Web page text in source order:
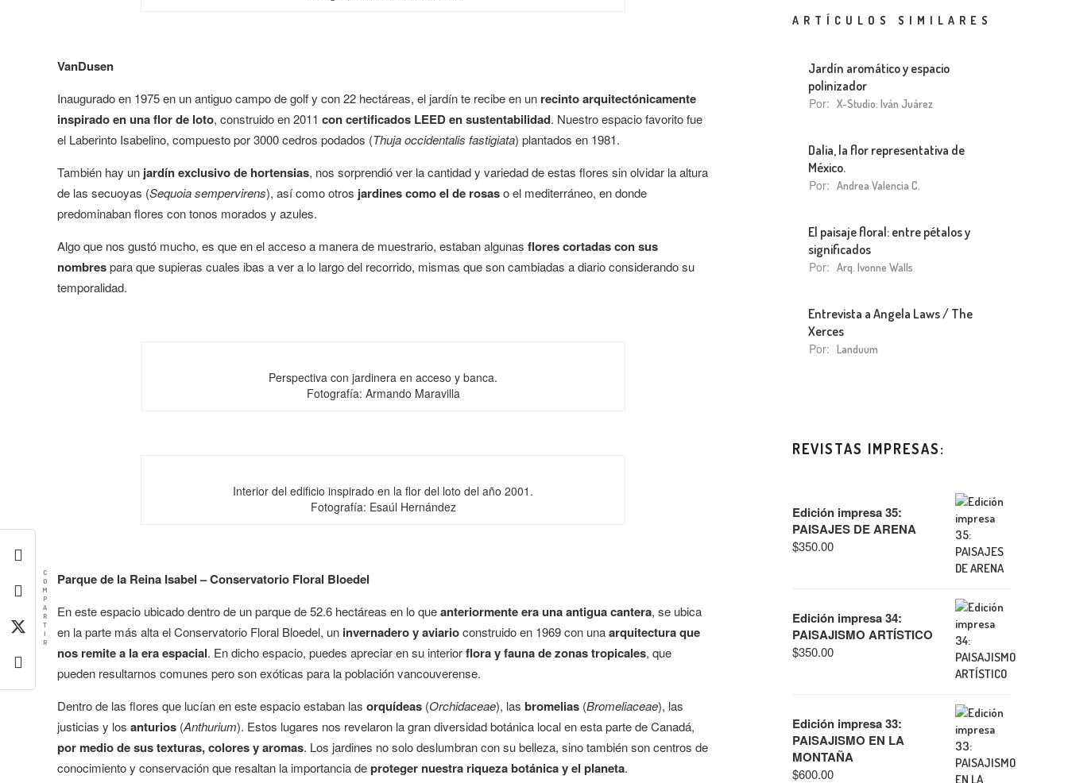
VanDusen
Inaugurado en 1975 en un antiguo campo de golf y con 22 hectáreas, el jardín te recibe en un recinto arquitectónicamente
inspirado en una flor de loto, construido en 2011 concertificados LEED en sustentabilidad. Nuestro espacio favorito fue
el Laberinto Isabelino, compuesto por 3000 cedros podados (Thuja occidentalis fastigiata) plantados en 1981.
También hay un jardín exclusivo de hortensias, nos sorprendió ver la cantidad y variedad de estas flores sin olvidar la altura
de las secuoyas (Sequoia sempervirens), así como otros jardines como el de rosaso el mediterráneo, en donde
predominaban flores con tonos morados y azules.
Algo que nos gustó mucho, es que en el acceso a manera de muestrario, estaban algunas flores cortadas con sus
nombrespara que supieras cuales ibas a ver a lo largo del recorrido, mismas que son cambiadas a diario considerando su
temporalidad.
Perspectiva con jardinera en acceso y banca.
Fotografía: Armando Maravilla
Interior del edificio inspirado en la flor del loto del año 2001.
Fotografía: Esaúl Hernández
Parque de la Reina Isabel – Conservatorio Floral Bloedel
En este espacio ubicado dentro de un parque de 52.6 hectáreas en lo queanteriormente era una antigua cantera, se ubica
en la parte más alta el Conservatorio Floral Bloedel, un invernadero y aviarioconstruido en 1969 con unaarquitectura que
nos remite a la era espacial. En dicho espacio, puedes apreciar en su interiorflora y fauna de zonas tropicales, que
pueden resultarnos comunes pero son exóticas para la población vancouverense.
Dentro de las flores que lucían en este espacio estaban las orquídeas (Orchidaceae), las bromelias (Bromeliaceae), las
justicias y los anturios (Anthurium). Estos lugares nos revelaron la gran diversidad botánica local en esta parte de Canadá,
por medio de sus texturas, colores y aromas. Los jardines no solo deslumbran con su belleza, sino también son centros de
conocimiento y conservación que resaltan la importancia deproteger nuestra riqueza botánica y el planeta.
ARTÍCULOS SIMILARES
Jardín aromático y espacio
polinizador
Por: X-Studio: Iván Juárez
Dalia, la flor representativa de
México.
Por: Andrea Valencia C.
El paisaje floral: entre pétalos y
significados
Por: Arq. Ivonne Walls
Entrevista a Angela Laws / The
Xerces
Por: Landuum
REVISTAS IMPRESAS:
Edición impresa 35:
PAISAJES DE ARENA
$350.00
Edición impresa 34:
PAISAJISMO ARTÍSTICO
$350.00
Edición impresa 33:
PAISAJISMO EN LA
MONTAÑA
$600.00
C
O
M
P
A
R
T
I
R